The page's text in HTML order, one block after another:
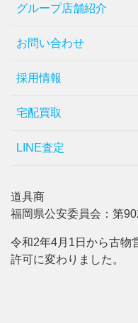
グループ店舗紹介
お問い合わせ
採用情報
宅配買取
LINE査定
道具商
福岡県公安委員会：第
令和2年4月1日から古物
許可に変わりました。